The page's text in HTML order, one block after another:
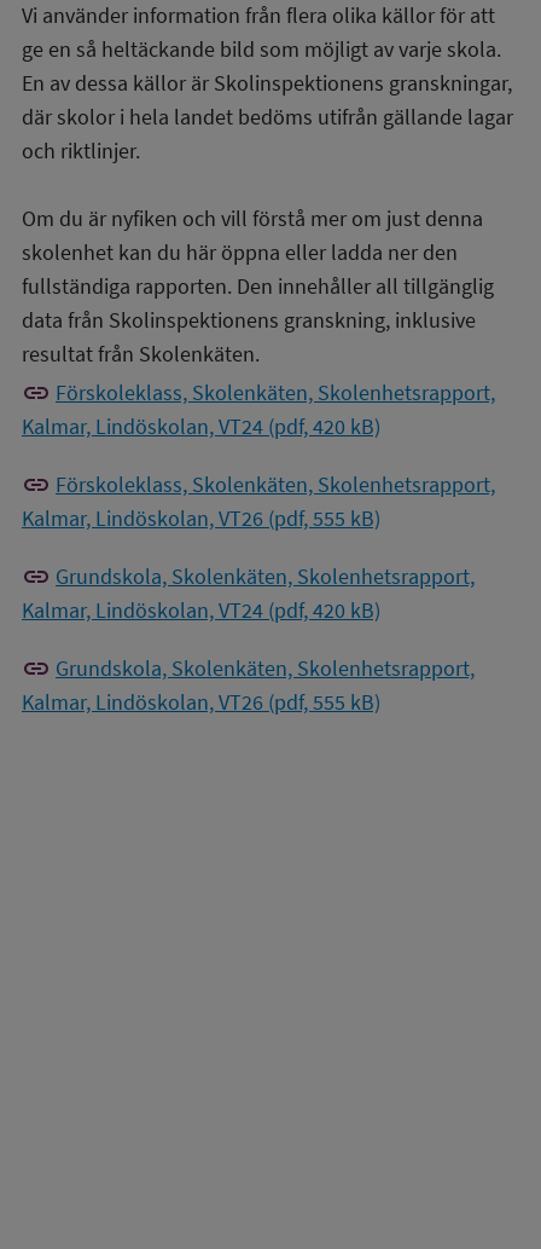
Vi använder information från flera olika källor för att
ge en så heltäckande bild som möjligt av varje skola.
En av dessa källor är Skolinspektionens granskningar,
där skolor i hela landet bedöms utifrån gällande lagar
och riktlinjer.
Om du är nyfiken och vill förstå mer om just denna
skolenhet kan du här öppna eller ladda ner den
fullständiga rapporten. Den innehåller all tillgänglig
data från Skolinspektionens granskning, inklusive
resultat från Skolenkäten.
link Förskoleklass, Skolenkäten, Skolenhetsrapport,
Kalmar, Lindöskolan, VT24 (pdf, 420 kB)
link Förskoleklass, Skolenkäten, Skolenhetsrapport,
Kalmar, Lindöskolan, VT26 (pdf, 555 kB)
link Grundskola, Skolenkäten, Skolenhetsrapport,
Kalmar, Lindöskolan, VT24 (pdf, 420 kB)
link Grundskola, Skolenkäten, Skolenhetsrapport,
Kalmar, Lindöskolan, VT26 (pdf, 555 kB)